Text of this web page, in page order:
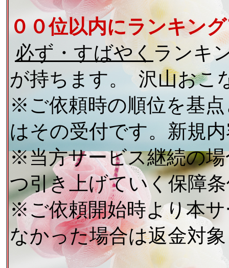
００位以内にランキン
必ず・すばやく ランキ
が持ちます。
沢山おこ
※ご依頼時の順位を基
はその受付です。新規
※当方サービス継続の場
つ引き上げていく保障
※ご依頼開始時より本サ
なかった場合は返金対